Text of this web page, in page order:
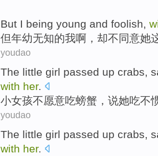
But I being young and foolish,
但年幼无知的我啊，却不同意她
youdao
The little girl passed up crabs,
with her.
小女孩不愿意吃螃蟹 ， 说她吃不
youdao
The little girl passed up crabs
with her.